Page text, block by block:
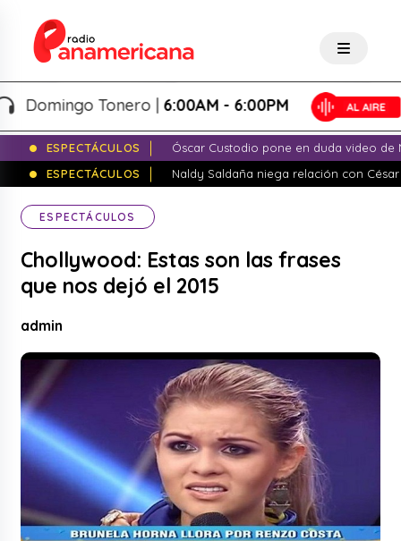
Tonero |6:00AM - 6:00PM
ESPECTÁCULOS
Óscar Custodio pone en duda video de
ESPECTÁCULOS
Naldy Saldaña niega relación con
ESPECTÁCULOS
Chollywood: Estas son las frases
que nos dejó el 2015
admin